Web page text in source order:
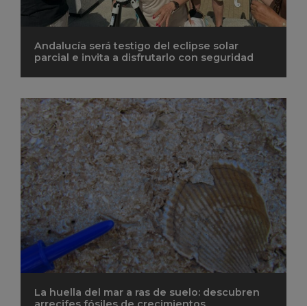
Andalucía será testigo del eclipse solar
parcial e invita a disfrutarlo con seguridad
La huella del mar a ras de suelo: descubren